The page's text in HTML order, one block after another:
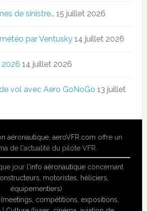
de sinistre… 15 juillet 2026
par Ventusky 14 juillet 2026
14 juillet 2026
vol avec Aero GoNoGo 13 juillet
aéronautique ,aeroVFR.com offre un
de l'actualité du pilote VFR.
jour l'info aéronautiqueconcernant
motoristes, héliciers,
équipementiers)
compétitions, expositions,